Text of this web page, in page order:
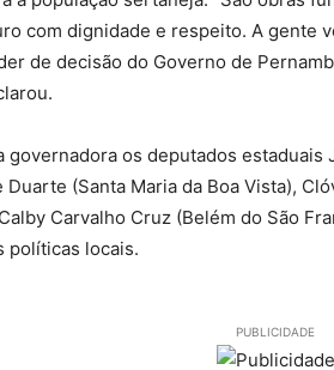
com dignidade e respeito. A gente
de decisão do Governo de
governadora os deputados
(Santa Maria da Boa Vista),
Carvalho Cruz (Belém do São
políticas locais.
PUBLICIDADE